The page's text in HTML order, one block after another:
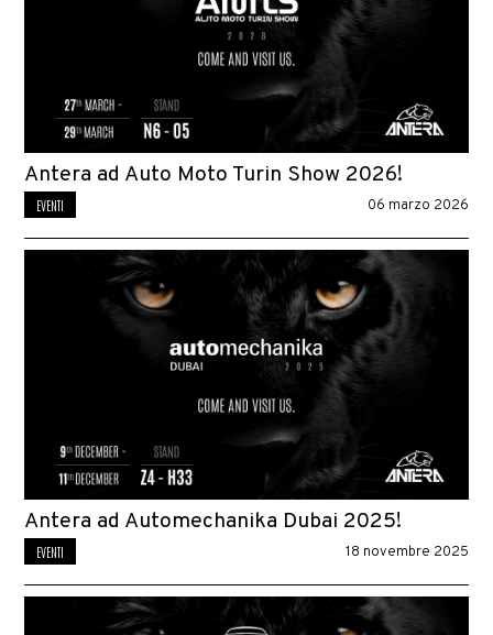
Antera ad Auto Moto Turin Show 2026!
EVENTI 06 marzo 2026
Antera ad Automechanika Dubai 2025!
EVENTI 18 novembre 2025